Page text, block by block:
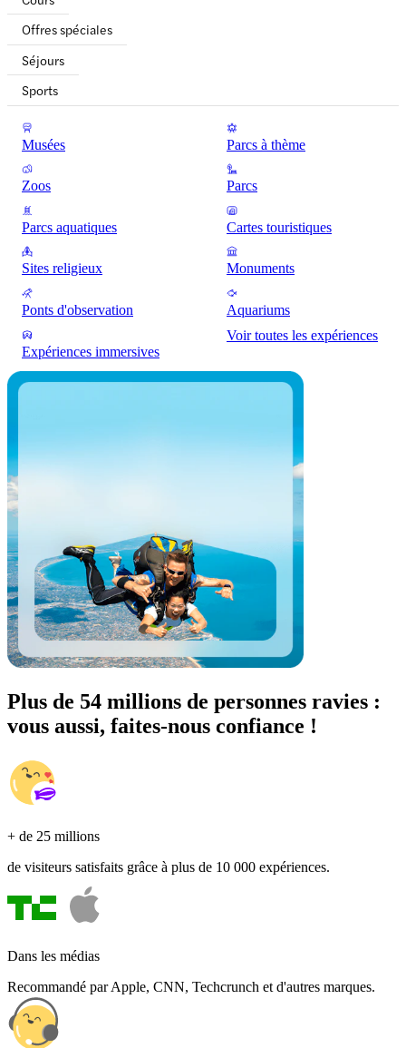
Offres spéciales
Séjours
Sports
Musées Parcs à thème
Zoos Parcs
Parcs aquatiques Cartes touristiques
Sites religieux Monuments
Ponts d'observation Aquariums
Expériences immersives
Voir toutes les expériences
Plus de 54 millions de personnes ravies :
vous aussi, faites-nous confiance !
+ de 25 millions
de visiteurs satisfaits grâce à plus de 10 000 expériences.
Dans les médias
Recommandé par Apple, CNN, Techcrunch et d'autres marques.